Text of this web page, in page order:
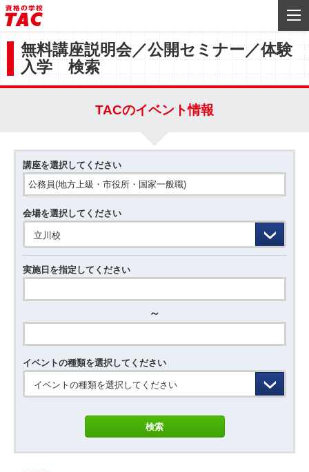
無料講座説明会／公開セミナー／体験
入学 検索
TACのイベント情報
講座を選択してください
会場を選択してください
立川校
実施日を指定してください
～
イベントの種類を選択してください
イベントの種類を選択してください